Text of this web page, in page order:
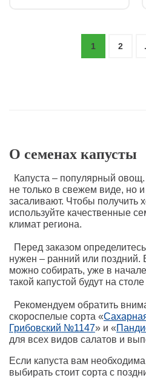
1 2
О семенах капусты
Капуста – популярный
не только в свежем виде, но и
засаливают. Чтобы получить
используйте качественные
климат региона.
Перед заказом
нужен – ранний или поздний.
можно собирать, уже в
такой капустой будут на
Рекомендуем обратить
скороспелые сорта «
Грибовский №1147» и «
для всех видов салатов и
Если капуста вам
выбирать стоит сорта с